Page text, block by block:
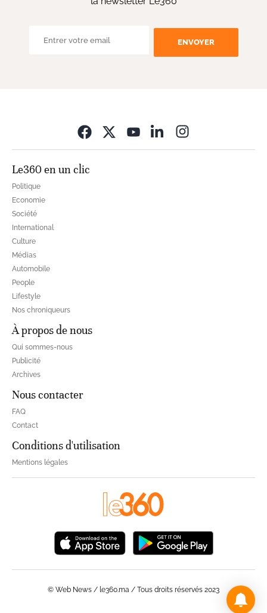
ENVOYER
Le360 en un clic
Politique
Economie
Société
International
Culture
Médias
Automobile
People
Lifestyle
Nos chroniqueurs
À propos de nous
Qui sommes-nous
Publicité
Archives
Nous contacter
FAQ
Contact
Conditions d'utilisation
Mentions légales
© Web News / le360.ma / Tous droits réservés 2023